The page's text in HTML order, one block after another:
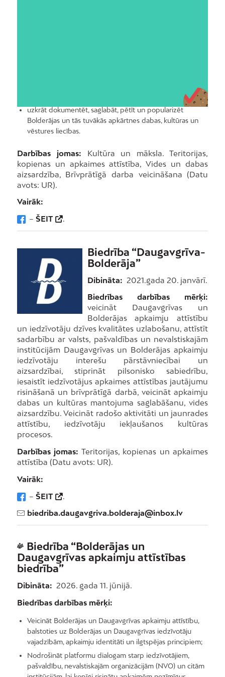
uzkrāt dokumentēt, saglabāt, pētīt un popularizēt
Bolderājas un tās tuvākās apkārtnes dabas, kultūras un
vēstures liecības.
Darbības jomas: Kultūra un māksla. Teritorijas,
kopienas un apkaimes attīstība, Vides un dabas
aizsardzība, Brīvprātīgā darba veicināšana (Datu
avots: UR).
Vairāk:
–ŠEIT .
Biedrība “Daugavgrīva-
Bolderāja”
Dibināta: 2021.gada 20. janvārī.
Biedrības darbības mērķi:
veicināt Daugavgrīvas un
Bolderājas apkaimju attīstību
un iedzīvotāju dzīves kvalitātes uzlabošanu, attīstīt
sadarbību ar valsts, pašvaldības un nevalstiskajām
institūcijām Daugavgrīvas un Bolderājas apkaimju
iedzīvotāju interešu pārstāvniecībai un
aizsardzībai, stiprināt pilsonisko sabiedrību,
iesaistīt iedzīvotājus apkaimes attīstības jautājumu
risināšanā un brīvprātīgā darbā, veicināt apkaimju
dabas un kultūras mantojuma saglabāšanu, vides
aizsardzību. Veicināt radošo aktivitāti un jaunrades
attīstību, iedzīvotāju iekļaušanos kultūras
procesos.
Darbības jomas: Teritorijas, kopienas un apkaimes
attīstība (Datu avots: UR).
Vairāk:
–ŠEIT
biedriba.daugavgriva.bolderaja@inbox.lv
Biedrība “Bolderājas un
Daugavgrīvas apkaimju attīstības
biedrība”
Dibināta: 2026. gada 11. jūnijā.
Biedrības darbības mērķi:
Veicināt Bolderājas un Daugavgrīvas apkaimju attīstību,
balstoties uz Bolderājas un Daugavgrīvas iedzīvotāju
vajadzībām, apkaimju identitāti un ilgtspējas principiem;
Nodrošināt platformu dialogam starp iedzīvotājiem,
pašvaldību, nevalstiskajām organizācijām (NVO) un citām